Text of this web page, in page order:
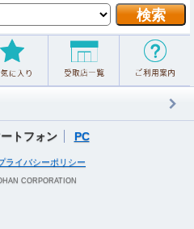
トフォン PC
ライバシーポリシー
CORPORATION